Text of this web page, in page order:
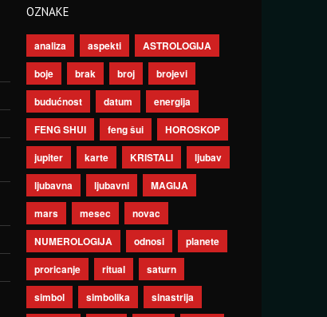
OZNAKE
analiza aspekti
ASTROLOGIJA
boje
brak broj
brojevi
budućnost
datum
energija
FENG SHUI
feng šui
HOROSKOP
jupiter
karte KRISTALI
ljubav
ljubavna
ljubavni
MAGIJA
mars
mesec
novac
NUMEROLOGIJA
odnosi
planete
proricanje
ritual
saturn
simbol
simbolika
sinastrija